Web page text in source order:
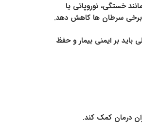
خستگی، نوروپاتی یا
برخی سرطان ها کاهش دهد.
بر ایمنی بیمار و حفظ
درمان کمک کند.